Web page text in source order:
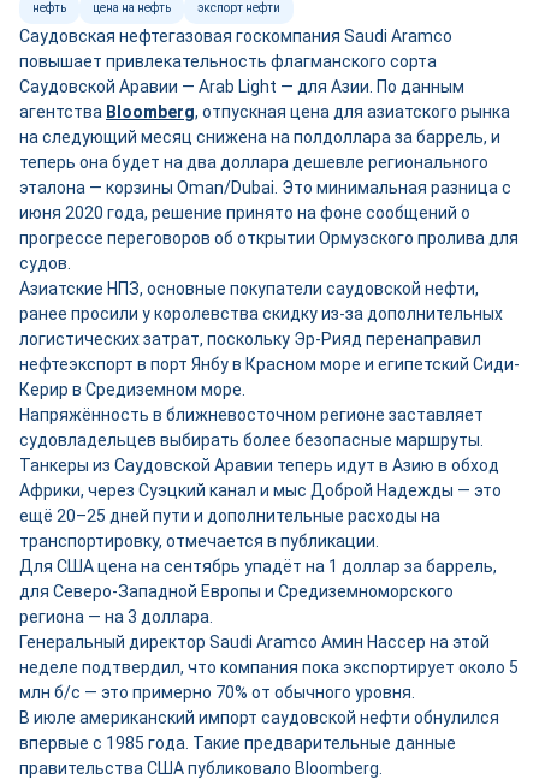
нефть цена на нефть экспорт нефти
Саудовская нефтегазовая госкомпания Saudi Aramco
повышает привлекательность флагманского сорта
Саудовской Аравии — Arab Light — для Азии. По данным
агентства Bloomberg, отпускная цена для азиатского рынка
на следующий месяц снижена на полдоллара за баррель, и
теперь она будет на два доллара дешевле регионального
эталона — корзины Oman/Dubai. Это минимальная разница с
июня 2020 года, решение принято на фоне сообщений о
прогрессе переговоров об открытии Ормузского пролива для
судов.
Азиатские НПЗ, основные покупатели саудовской нефти,
ранее просили у королевства скидку из-за дополнительных
логистических затрат, поскольку Эр-Рияд перенаправил
нефтеэкспорт в порт Янбу в Красном море и египетский Сиди-
Керир в Средиземном море.
Напряжённость в ближневосточном регионе заставляет
судовладельцев выбирать более безопасные маршруты.
Танкеры из Саудовской Аравии теперь идут в Азию в обход
Африки, через Суэцкий канал и мыс Доброй Надежды — это
ещё 20–25 дней пути и дополнительные расходы на
транспортировку, отмечается в публикации.
Для США цена на сентябрь упадёт на 1 доллар за баррель,
для Северо-Западной Европы и Средиземноморского
региона — на 3 доллара.
Генеральный директор Saudi Aramco Амин Нассер на этой
неделе подтвердил, что компания пока экспортирует около 5
млн б/с — это примерно 70% от обычного уровня.
В июле американский импорт саудовской нефти обнулился
впервые с 1985 года. Такие предварительные данные
правительства США публиковало Bloomberg.